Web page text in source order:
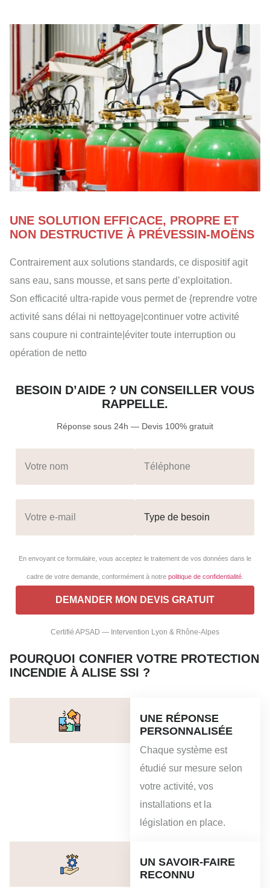
UNE SOLUTION EFFICACE, PROPRE ET
NON DESTRUCTIVE À PRÉVESSIN-MOËNS
Contrairement aux solutions standards, ce dispositif agit
sans eau, sans mousse, et sans perte d’exploitation.
Son efficacité ultra-rapide vous permet de {reprendre votre
activité sans délai ni nettoyage|continuer votre activité
sans coupure ni contrainte|éviter toute interruption ou
opération de netto
BESOIN D’AIDE ? UN CONSEILLER VOUS
RAPPELLE.
Réponse sous 24h — Devis 100% gratuit
En envoyant ce formulaire, vous acceptez le traitement de vos données dans le
cadre de votre demande, conformément à notre politique de confidentialité
Certifié APSAD — Intervention Lyon & Rhône-Alpes
POURQUOI CONFIER VOTRE PROTECTION
INCENDIE À ALISE SSI ?
UNE RÉPONSE
PERSONNALISÉE
Chaque système est
étudié sur mesure selon
votre activité, vos
installations et la
législation en place.
UN SAVOIR-FAIRE
RECONNU